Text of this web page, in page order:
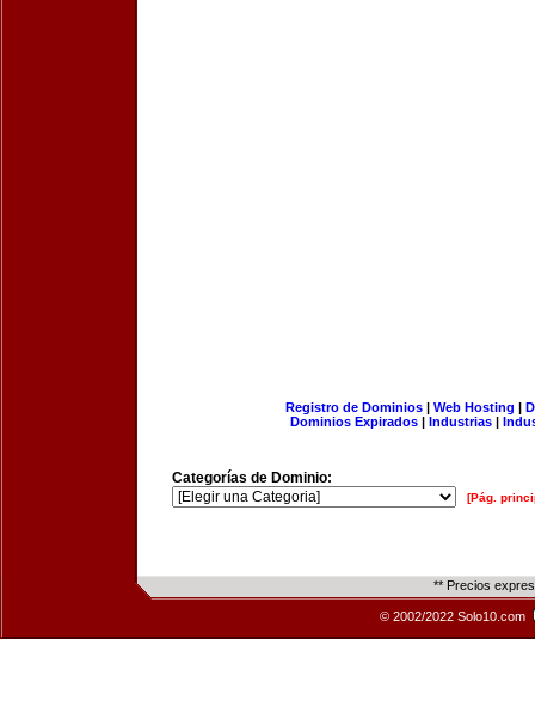
Registro de Dominios| Web Hosting |
Dominios Expirados | Industrias |
Categorías de Dominio:
[Pág.
** Precios
© 2002/2022 Solo10.com